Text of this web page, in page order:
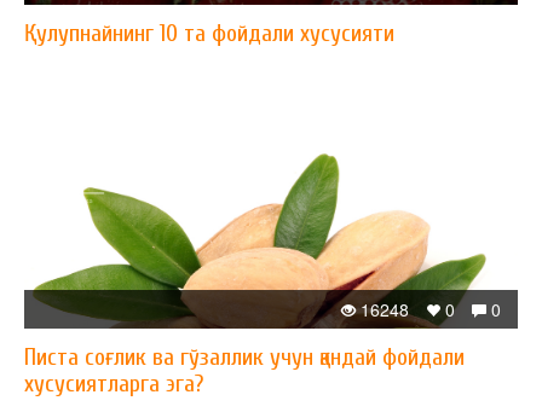
Қулупнайнинг 10 та фойдали хусусияти
0
0
16248
Писта соғлик ва гўзаллик учун қандай фойдали
хусусиятларга эга?